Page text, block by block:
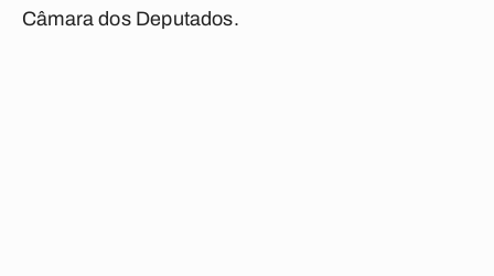
Câmara dos Deputados.